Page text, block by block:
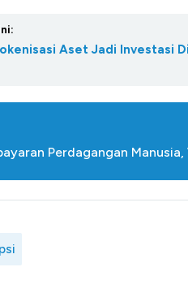
Aset Jadi Investasi
Perdagangan
Bangkit dari Kubur! Bisnis